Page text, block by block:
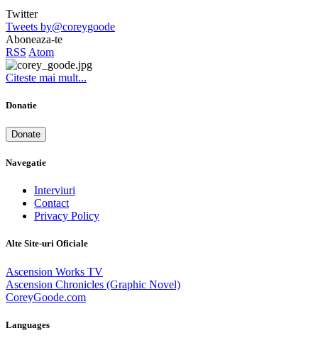
Twitter
Tweets by@coreygoode
Aboneaza-te
RSS Atom
Citeste mai mult...
Donatie
Donate
Navegatie
Interviuri
Contact
Privacy Policy
Alte Site-uri Oficiale
Ascension Works TV
Ascension Chronicles (Graphic Novel)
CoreyGoode.com
Languages